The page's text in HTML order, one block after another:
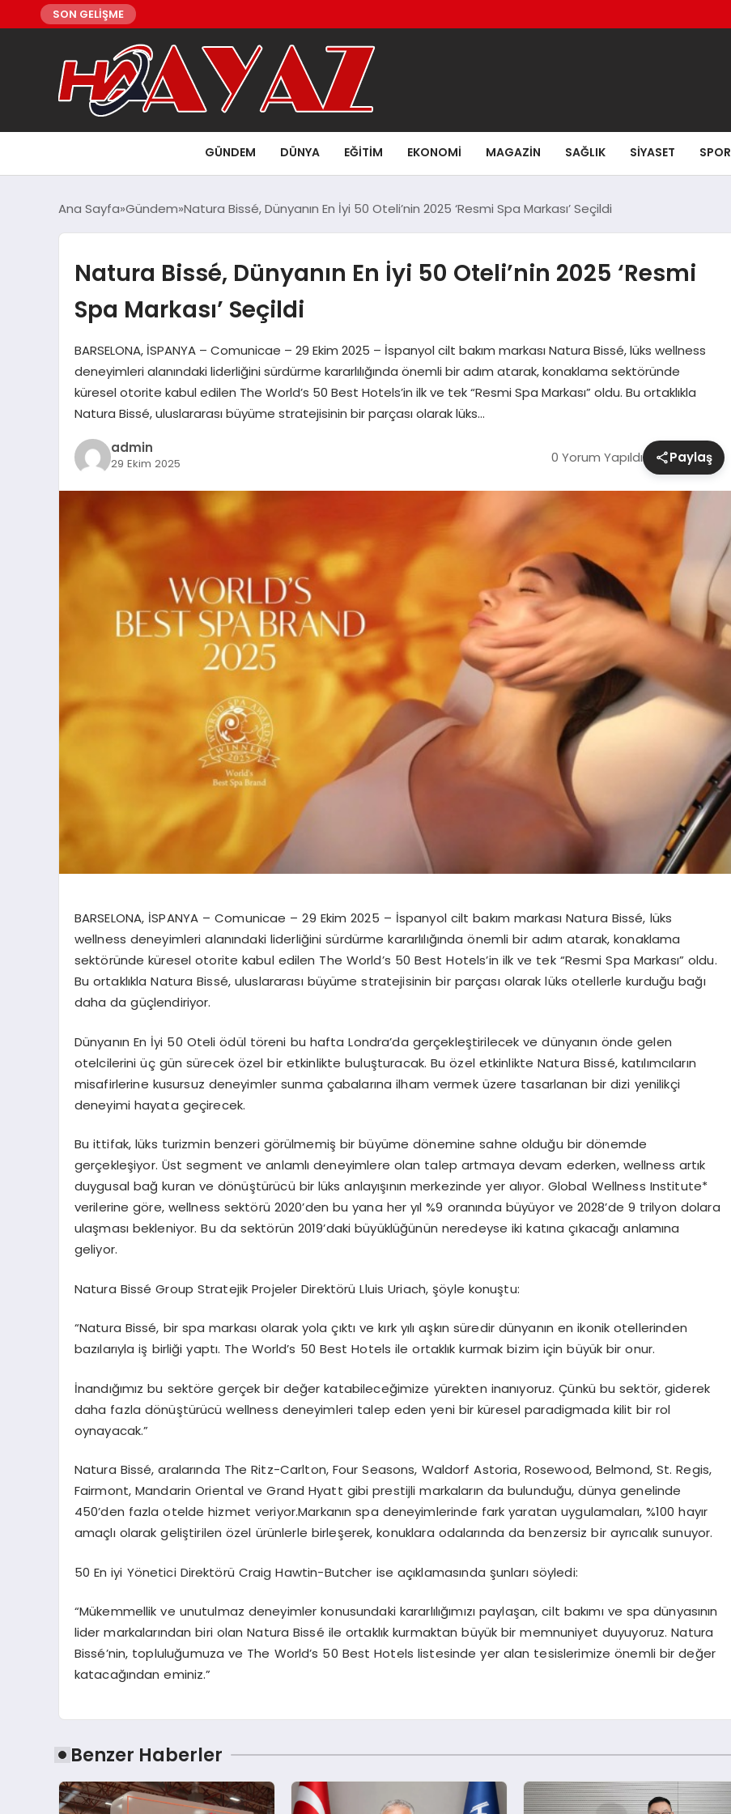
SON GELİŞME
GÜNDEM DÜNYA EĞITIM EKONOMI MAGAZIN SAĞLIK SIYASET SPOR
Ana Sayfa Gündem Natura Bissé, Dünyanın En İyi 50 Oteli’nin 2025 ‘Resmi Spa Markası’ Seçildi
Natura Bissé, Dünyanın En İyi 50 Oteli’nin 2025 ‘Resmi
Spa Markası’ Seçildi
BARSELONA, İSPANYA – Comunicae – 29 Ekim 2025 – İspanyol cilt bakım markası Natura Bissé, lüks wellness
deneyimleri alanındaki liderliğini sürdürme kararlılığında önemli bir adım atarak, konaklama sektöründe
küresel otorite kabul edilen The World’s 50 Best Hotels’in ilk ve tek “Resmi Spa Markası” oldu. Bu ortaklıkla
Natura Bissé, uluslararası büyüme stratejisinin bir parçası olarak lüks…
admin
29 Ekim 2025 0 Yorum Yapıldı Paylaş
BARSELONA, İSPANYA – Comunicae – 29 Ekim 2025 – İspanyol cilt bakım markası Natura Bissé, lüks
wellness deneyimleri alanındaki liderliğini sürdürme kararlılığında önemli bir adım atarak, konaklama
sektöründe küresel otorite kabul edilen The World’s 50 Best Hotels’in ilk ve tek “Resmi Spa Markası” oldu.
Bu ortaklıkla Natura Bissé, uluslararası büyüme stratejisinin bir parçası olarak lüks otellerle kurduğu bağı
daha da güçlendiriyor.
Dünyanın En İyi 50 Oteli ödül töreni bu hafta Londra’da gerçekleştirilecek ve dünyanın önde gelen
otelcilerini üç gün sürecek özel bir etkinlikte buluşturacak. Bu özel etkinlikte Natura Bissé, katılımcıların
misafirlerine kusursuz deneyimler sunma çabalarına ilham vermek üzere tasarlanan bir dizi yenilikçi
deneyimi hayata geçirecek.
Bu ittifak, lüks turizmin benzeri görülmemiş bir büyüme dönemine sahne olduğu bir dönemde
gerçekleşiyor. Üst segment ve anlamlı deneyimlere olan talep artmaya devam ederken, wellness artık
duygusal bağ kuran ve dönüştürücü bir lüks anlayışının merkezinde yer alıyor. Global Wellness Institute*
verilerine göre, wellness sektörü 2020’den bu yana her yıl %9 oranında büyüyor ve 2028’de 9 trilyon dolara
ulaşması bekleniyor. Bu da sektörün 2019’daki büyüklüğünün neredeyse iki katına çıkacağı anlamına
geliyor.
Natura Bissé Group Stratejik Projeler Direktörü Lluis Uriach, şöyle konuştu:
“Natura Bissé, bir spa markası olarak yola çıktı ve kırk yılı aşkın süredir dünyanın en ikonik otellerinden
bazılarıyla iş birliği yaptı. The World’s 50 Best Hotels ile ortaklık kurmak bizim için büyük bir onur.
İnandığımız bu sektöre gerçek bir değer katabileceğimize yürekten inanıyoruz. Çünkü bu sektör, giderek
daha fazla dönüştürücü wellness deneyimleri talep eden yeni bir küresel paradigmada kilit bir rol
oynayacak.”
Natura Bissé, aralarında The Ritz-Carlton, Four Seasons, Waldorf Astoria, Rosewood, Belmond, St. Regis,
Fairmont, Mandarin Oriental ve Grand Hyatt gibi prestijli markaların da bulunduğu, dünya genelinde
450’den fazla otelde hizmet veriyor.Markanın spa deneyimlerinde fark yaratan uygulamaları, %100 hayır
amaçlı olarak geliştirilen özel ürünlerle birleşerek, konuklara odalarında da benzersiz bir ayrıcalık sunuyor.
50 En iyi Yönetici Direktörü Craig Hawtin-Butcher ise açıklamasında şunları söyledi:
“Mükemmellik ve unutulmaz deneyimler konusundaki kararlılığımızı paylaşan, cilt bakımı ve spa dünyasının
lider markalarından biri olan Natura Bissé ile ortaklık kurmaktan büyük bir memnuniyet duyuyoruz. Natura
Bissé’nin, topluluğumuza ve The World’s 50 Best Hotels listesinde yer alan tesislerimize önemli bir değer
katacağından eminiz.”
Benzer Haberler